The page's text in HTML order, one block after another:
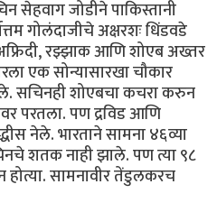
सेहवाग जोडीने पाकिस्तानी
गोलंदाजीचे अक्षरशः धिंडवडे
रझ्झाक आणि शोएब अख्तर
एक सोन्यासारखा चौकार
सचिनही शोएबचा कचरा करुन
परतला. पण द्रविड आणि
नेले. भारताने सामना ४६व्या
शतक नाही झाले. पण त्या ९८
होत्या. सामनावीर तेंडुलकरच